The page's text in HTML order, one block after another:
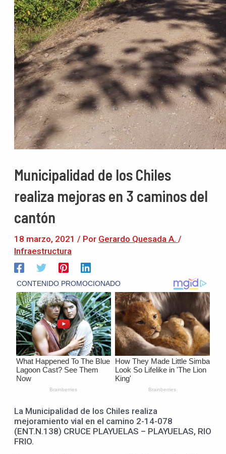
Municipalidad de los Chiles
realiza mejoras en 3 caminos del
cantón
18 marzo, 2021 / Por Gerardo Quesada A. /
Infraestructura
La Municipalidad de los Chiles realiza
mejoramiento vial en el camino 2-14-078
(ENT.N.138) CRUCE PLAYUELAS – PLAYUELAS, RIO
FRIO.